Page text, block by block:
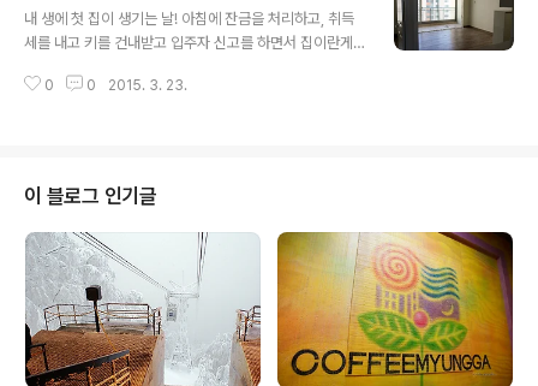
고 덕에 좁아진 싱크대를 커버하기 위해 아일랜드식의 보
조 싱크대를 주방 벽에 붙이기로~ 기존의 조명은 할로겐
명은 직접 골라야 했다~ 카레클린트 카페에서 봤던 팬던트
내 생에 첫 집이 생기는 날! 아침에 잔금을 처리하고, 취득
세를 내고 키를 건내받고 입주자 신고를 하면서 집이란게
을 준비하던 것이 오늘 비로소 시작된다~ 철거하기 직전의
0 0 2015. 3. 23.
이 블로그 인기글